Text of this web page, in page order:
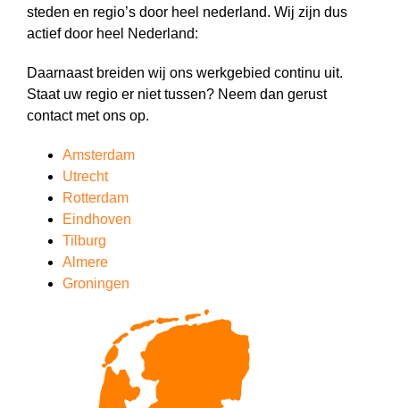
steden en regio’s door heel nederland. Wij zijn dus
actief door heel Nederland:
Daarnaast breiden wij ons werkgebied continu uit.
Staat uw regio er niet tussen? Neem dan gerust
contact met ons op.
Amsterdam
Utrecht
Rotterdam
Eindhoven
Tilburg
Almere
Groningen